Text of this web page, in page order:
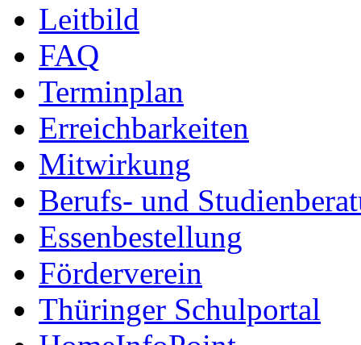
Leitbild
FAQ
Terminplan
Erreichbarkeiten
Mitwirkung
Berufs- und
Essenbestellung
Förderverein
Thüringer Schulportal